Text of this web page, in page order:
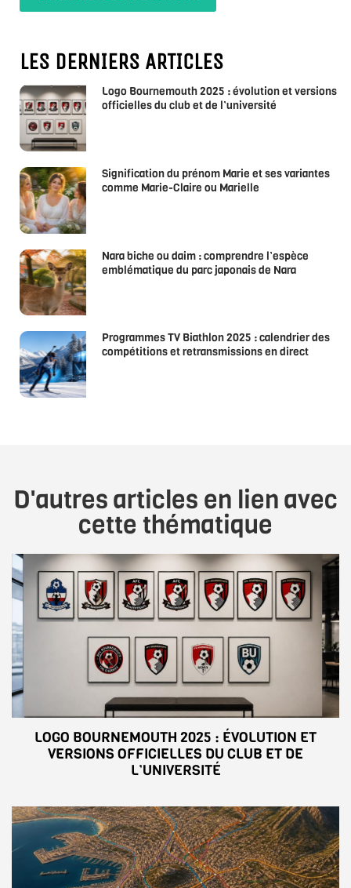
LES DERNIERS ARTICLES
Logo Bournemouth 2025 : évolution et versions
officielles du club et de l’université
Signification du prénom Marie et ses variantes
comme Marie-Claire ou Marielle
Nara biche ou daim : comprendre l’espèce
emblématique du parc japonais de Nara
Programmes TV Biathlon 2025 : calendrier des
compétitions et retransmissions en direct
D'autres articles en lien avec
cette thématique
LOGO BOURNEMOUTH 2025 : ÉVOLUTION ET
VERSIONS OFFICIELLES DU CLUB ET DE
L’UNIVERSITÉ